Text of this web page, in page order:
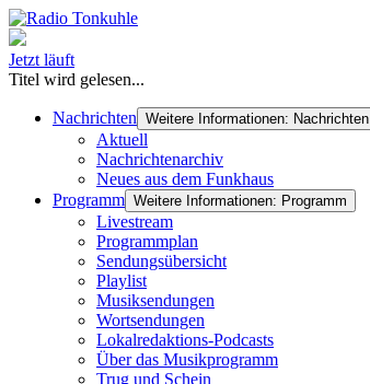
Jetzt läuft
Titel wird gelesen...
Nachrichten Weitere Informationen: Nachrichten
Aktuell
Nachrichtenarchiv
Neues aus dem Funkhaus
Programm Weitere Informationen: Programm
Livestream
Programmplan
Sendungsübersicht
Playlist
Musiksendungen
Wortsendungen
Lokalredaktions-Podcasts
Über das Musikprogramm
Trug und Schein